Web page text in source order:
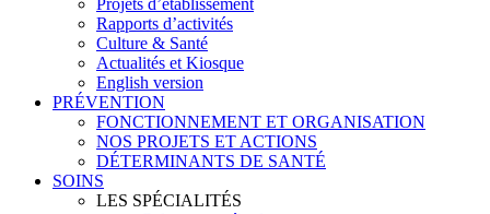
Projets d’établissement
Rapports d’activités
Culture & Santé
Actualités et Kiosque
English version
PRÉVENTION
FONCTIONNEMENT ET ORGANISATION
NOS PROJETS ET ACTIONS
DÉTERMINANTS DE SANTÉ
SOINS
LES SPÉCIALITÉS